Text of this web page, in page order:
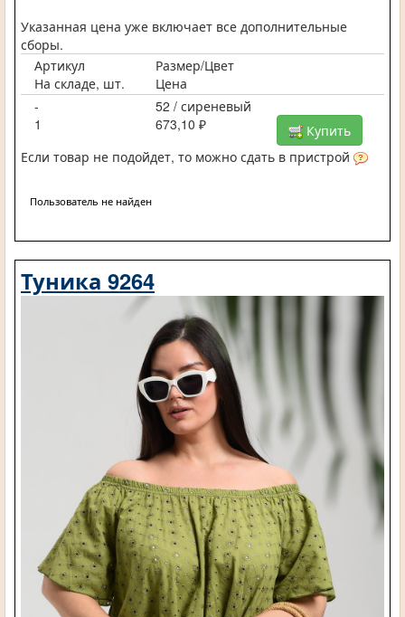
Указанная цена уже включает все дополнительные
сборы.
Артикул
Размер/Цвет
На складе, шт.
Цена
-
52 / сиреневый
1
673,10 ₽
Купить
Если товар не подойдет, то можно сдать в пристрой
Пользователь не найден
Туника 9264